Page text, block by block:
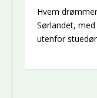
Hvem
Sørlandet,
utenfor